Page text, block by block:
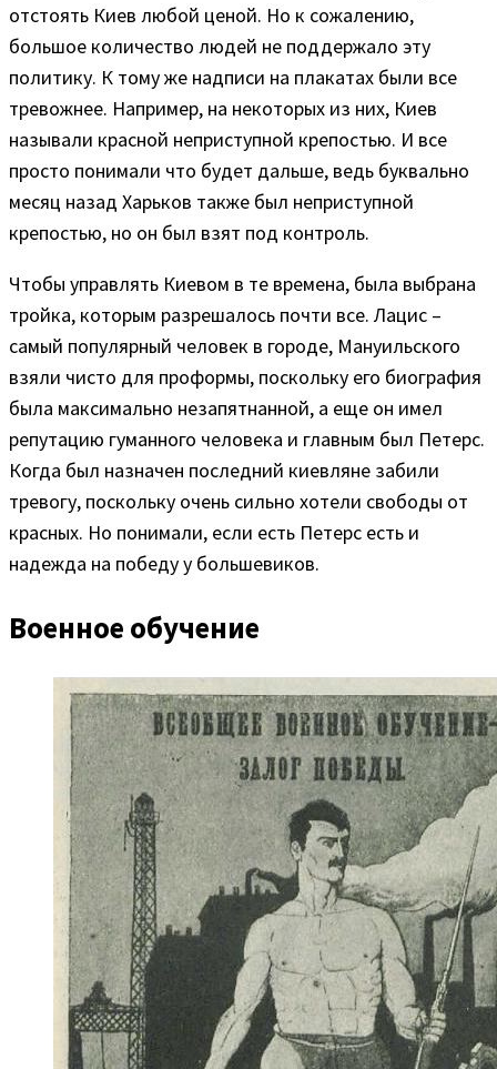
отстоять Киев любой ценой. Но к сожалению,
большое количество людей не поддержало эту
политику. К тому же надписи на плакатах были все
тревожнее. Например, на некоторых из них, Киев
называли красной неприступной крепостью. И все
просто понимали что будет дальше, ведь буквально
месяц назад Харьков также был неприступной
крепостью, но он был взят под контроль.
Чтобы управлять Киевом в те времена, была выбрана
тройка, которым разрешалось почти все. Лацис –
самый популярный человек в городе, Мануильского
взяли чисто для проформы, поскольку его биография
была максимально незапятнанной, а еще он имел
репутацию гуманного человека и главным был Петерс.
Когда был назначен последний киевляне забили
тревогу, поскольку очень сильно хотели свободы от
красных. Но понимали, если есть Петерс есть и
надежда на победу у большевиков.
Военное обучение